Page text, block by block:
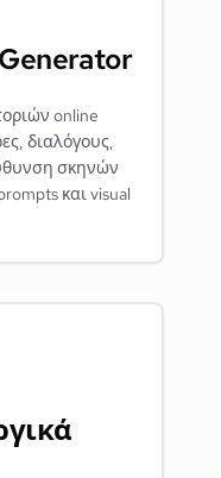
online
διαλόγους,
σκηνών
και visual